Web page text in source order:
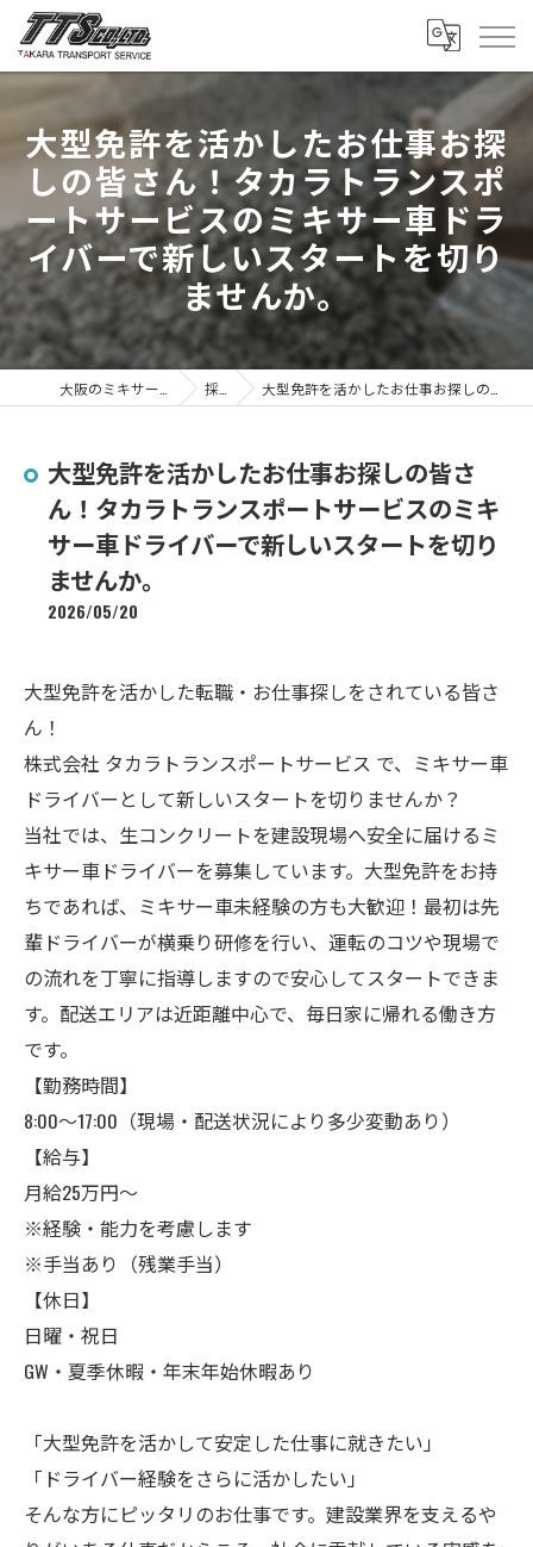
大型免許を活かしたお仕事お探
しの皆さん！タカラトランスポ
ートサービスのミキサー車ドラ
イバーで新しいスタートを切り
ませんか。
採用ブログ 大型免許を活かしたお仕事お探しの皆さん！タカラトランスポートサービスのミキサー車ドライバーで新しいスタートを切りませんか。
大型免許を活かしたお仕事お探しの皆さ
ん！タカラトランスポートサービスのミキ
サー車ドライバーで新しいスタートを切り
ませんか。
2026/05/20
大型免許を活かした転職・お仕事探しをされている皆さ
ん！
株式会社 タカラトランスポートサービス で、ミキサー車
ドライバーとして新しいスタートを切りませんか？
当社では、生コンクリートを建設現場へ安全に届けるミ
キサー車ドライバーを募集しています。大型免許をお持
ちであれば、ミキサー車未経験の方も大歓迎！最初は先
輩ドライバーが横乗り研修を行い、運転のコツや現場で
の流れを丁寧に指導しますので安心してスタートできま
す。配送エリアは近距離中心で、毎日家に帰れる働き方
です。
【勤務時間】
8:00～17:00（現場・配送状況により多少変動あり）
【給与】
月給25万円～
※経験・能力を考慮します
※手当あり（残業手当）
【休日】
日曜・祝日
GW・夏季休暇・年末年始休暇あり
「大型免許を活かして安定した仕事に就きたい」
「ドライバー経験をさらに活かしたい」
そんな方にピッタリのお仕事です。建設業界を支えるや